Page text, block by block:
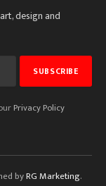
design and
Privacy Policy
byRG Marketing.